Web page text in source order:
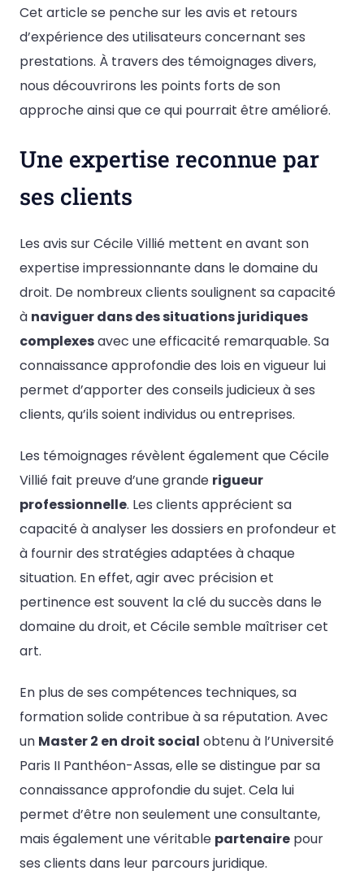
Cet article se penche sur les avis et retours
d’expérience des utilisateurs concernant ses
prestations. À travers des témoignages divers,
nous découvrirons les points forts de son
approche ainsi que ce qui pourrait être amélioré.
Une expertise reconnue par
ses clients
Les avis sur Cécile Villié mettent en avant son
expertise impressionnante dans le domaine du
droit. De nombreux clients soulignent sa capacité
à naviguer dans des situations juridiques
complexesavec une efficacité remarquable. Sa
connaissance approfondie des lois en vigueur lui
permet d’apporter des conseils judicieux à ses
clients, qu’ils soient individus ou entreprises.
Les témoignages révèlent également que Cécile
Villié fait preuve d’une grande rigueur
professionnelle. Les clients apprécient sa
capacité à analyser les dossiers en profondeur et
à fournir des stratégies adaptées à chaque
situation. En effet, agir avec précision et
pertinence est souvent la clé du succès dans le
domaine du droit, et Cécile semble maîtriser cet
art.
En plus de ses compétences techniques, sa
formation solide contribue à sa réputation. Avec
un Master 2 en droit social obtenu à l’Université
Paris II Panthéon-Assas, elle se distingue par sa
connaissance approfondie du sujet. Cela lui
permet d’être non seulement une consultante,
mais également une véritable partenaire pour
ses clients dans leur parcours juridique.